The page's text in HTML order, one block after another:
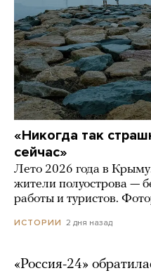
«Никогда так
сейчас»
Лето 2026 года в
жители полуострова —
работы и туристов.
ИСТОРИИ 2 дня назад
«Россия-24»